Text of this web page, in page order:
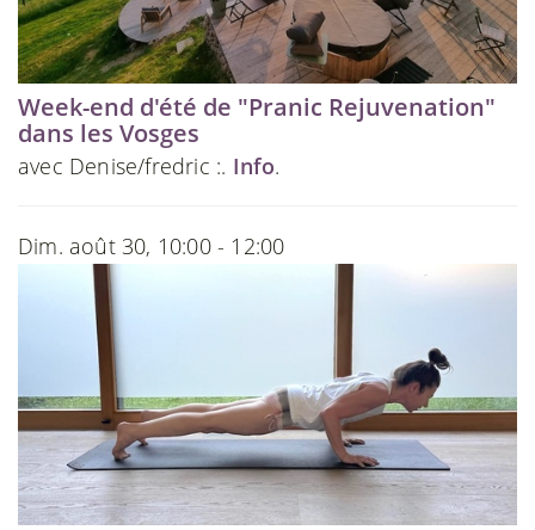
Week-end d'été de "Pranic Rejuvenation"
dans les Vosges
avec Denise/fredric :. Info.
Dim. août 30, 10:00 - 12:00